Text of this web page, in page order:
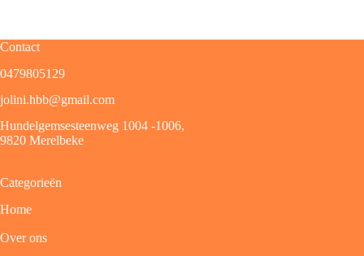
Contact
0479805129
jolini.hbb@gmail.com
Hundelgemsesteenweg 1004 -1006,
9820 Merelbeke
Categorieën
Home
Over ons